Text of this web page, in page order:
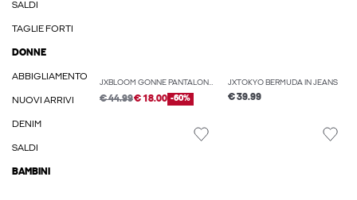
SALDI
TAGLIE FORTI
DONNE
ABBIGLIAMENTO
NUOVI ARRIVI
DENIM
SALDI
BAMBINI
JXBLOOM GONNE PANTALONCINO
€ 44.99€ 18.00 -60%
JXTOKYO BERMUDA IN JEANS
€ 39.99